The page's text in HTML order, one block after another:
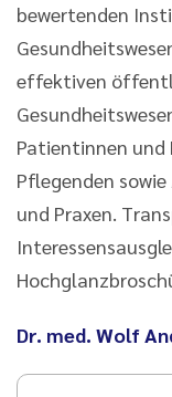
bewertenden
effektiven
Patientinnen
Pflegenden
und Praxen.
Dr. med. Wolf